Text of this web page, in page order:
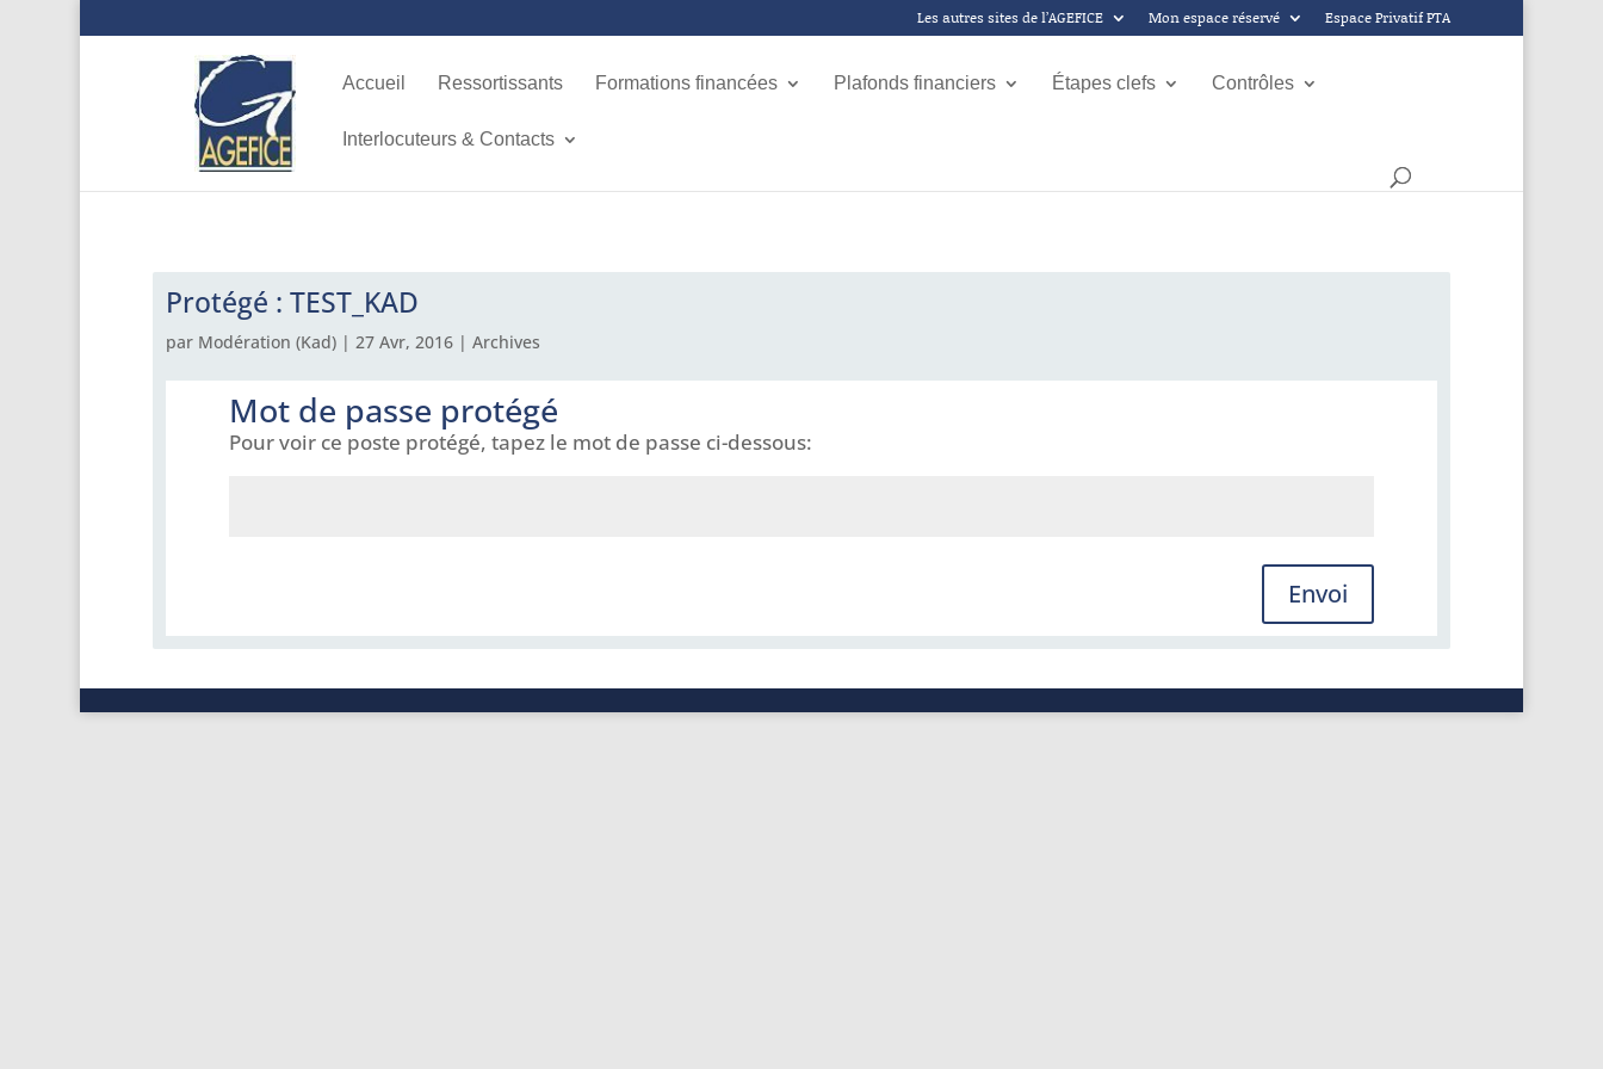
Les autres sites de l’AGEFICE Mon espace réservé Espace Privatif PTA
Accueil Ressortissants Formations financées Plafonds financiers Étapes clefs Contrôles
Interlocuteurs & Contacts
Protégé : TEST_KAD
par Modération (Kad)| 27 Avr, 2016| Archives
Mot de passe protégé
Pour voir ce poste protégé, tapez le mot de passe ci-dessous:
Envoi